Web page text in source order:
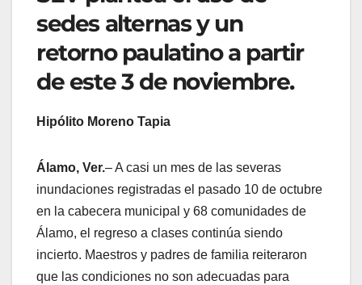
sedes alternas y un
retorno paulatino a partir
de este 3 de noviembre.
Hipólito Moreno Tapia
Álamo, Ver.– A casi un mes de las severas
inundaciones registradas el pasado 10 de octubre
en la cabecera municipal y 68 comunidades de
Álamo, el regreso a clases continúa siendo
incierto. Maestros y padres de familia reiteraron
que las condiciones no son adecuadas para